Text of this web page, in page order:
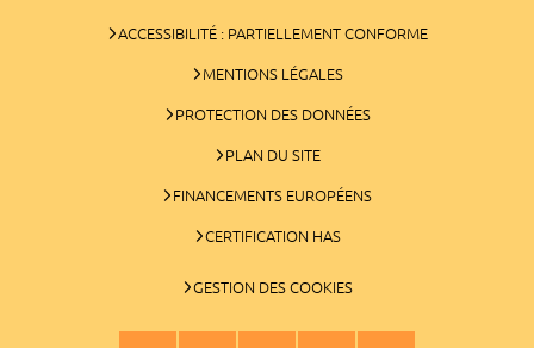
ACCESSIBILITÉ : PARTIELLEMENT CONFORME
MENTIONS LÉGALES
PROTECTION DES DONNÉES
PLAN DU SITE
FINANCEMENTS EUROPÉENS
CERTIFICATION HAS
GESTION DES COOKIES